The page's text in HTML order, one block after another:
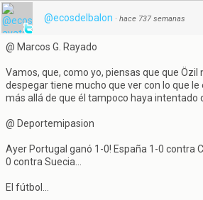
@ecosdelbalon · hace 737 semanas
@ Marcos G. Rayado
Vamos, que, como yo, piensas que que
despegar tiene mucho que ver con lo que
más allá de que él tampoco haya intentado
@ Deportemipasion
Ayer Portugal ganó 1-0! España 1-0 contra
0 contra Suecia...
El fútbol...